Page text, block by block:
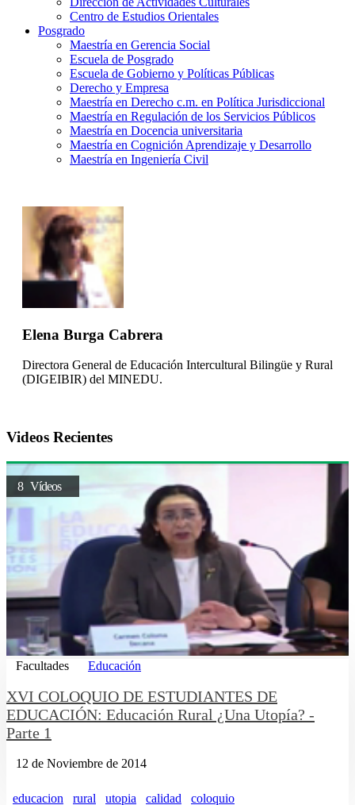
Centro de Estudios Orientales
Posgrado
Maestría en Gerencia Social
Escuela de Posgrado
Escuela de Gobierno y Políticas Públicas
Derecho y Empresa
Maestría en Derecho c.m. en Política Jurisdiccional
Maestría en Regulación de los Servicios Públicos
Maestría en Docencia universitaria
Maestría en Cognición Aprendizaje y Desarrollo
Maestría en Ingeniería Civil
Elena Burga Cabrera
Directora General de Educación Intercultural Bilingüe y Rural
(DIGEIBIR) del MINEDU.
Videos Recientes
8 Vídeos
Facultades Educación
XVI COLOQUIO DE ESTUDIANTES DE
EDUCACIÓN: Educación Rural ¿Una Utopía? -
Parte 1
12 de Noviembre de 2014
educacion rural utopia calidad coloquio